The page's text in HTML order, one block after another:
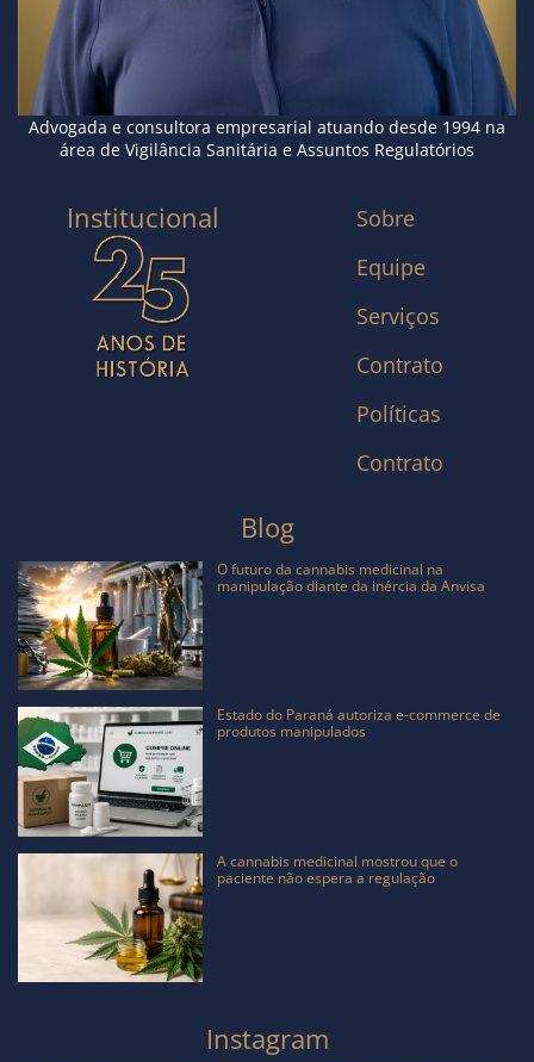
Advogada e consultora empresarial atuando desde 1994 na
área de Vigilância Sanitária e Assuntos Regulatórios
Institucional
Sobre
Equipe
Serviços
Contrato
Políticas
Contrato
Blog
O futuro da cannabis medicinal na
manipulação diante da inércia da Anvisa
Estado do Paraná autoriza e-commerce de
produtos manipulados
A cannabis medicinal mostrou que o
paciente não espera a regulação
Instagram